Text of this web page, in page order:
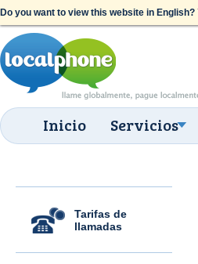
Do you want to view this website in English?
Inicio Servicios
Tarifas de
llamadas